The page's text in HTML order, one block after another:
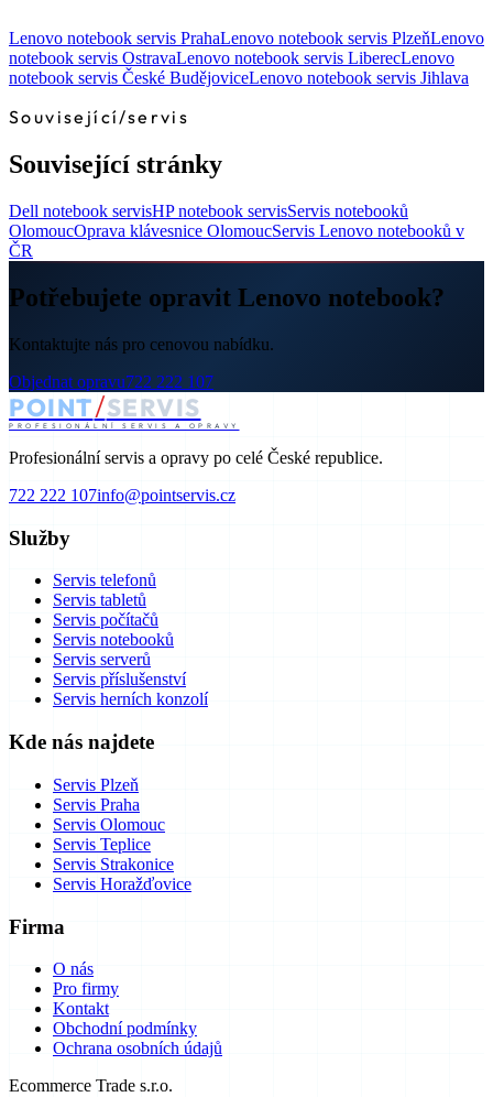
Lenovo notebook servis PrahaLenovo notebook servis PlzeňLenovo
notebook servis OstravaLenovo notebook servis LiberecLenovo
notebook servis České BudějoviceLenovo notebook servis Jihlava
Související/servis
Související stránky
Dell notebook servisHP notebook servisServis notebooků
OlomoucOprava klávesnice OlomoucServis Lenovo notebooků v
ČR
Potřebujete opravit Lenovo notebook?
Kontaktujte nás pro cenovou nabídku.
Objednat opravu722 222 107
POINT/SERVIS
PROFESIONÁLNÍ SERVIS A OPRAVY
Profesionální servis a opravy po celé České republice.
722 222 107info@pointservis.cz
Služby
Servis telefonů
Servis tabletů
Servis počítačů
Servis notebooků
Servis serverů
Servis příslušenství
Servis herních konzolí
Kde nás najdete
Servis Plzeň
Servis Praha
Servis Olomouc
Servis Teplice
Servis Strakonice
Servis Horažďovice
Firma
O nás
Pro firmy
Kontakt
Obchodní podmínky
Ochrana osobních údajů
Ecommerce Trade s.r.o.